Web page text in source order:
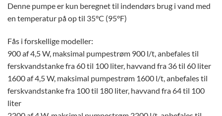
Denne pumpe er kun beregnet til indendørs brug i vand med
en temperatur på op til 35°C (95°F)
Fås i forskellige modeller:
900 af 4,5 W, maksimal pumpestrøm 900 l/t, anbefales til
ferskvandstanke fra 60 til 100 liter, havvand fra 36 til 60 liter
1600 af 4,5 W, maksimal pumpestrøm 1600 l/t, anbefales til
ferskvandstanke fra 100 til 180 liter, havvand fra 64 til 100
liter